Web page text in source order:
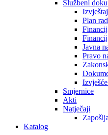
Službeni
Plan
Javna
Pravo
Smjernice
Akti
Natječaji
Katalog